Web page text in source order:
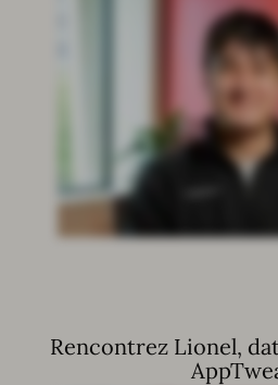
Rencontrez Lionel,